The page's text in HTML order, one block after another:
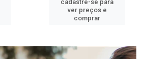
cadastre-se para
ver preços e
comprar